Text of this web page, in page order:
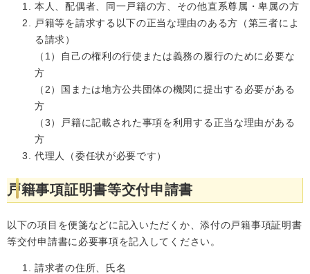
本人、配偶者、同一戸籍の方、その他直系尊属・卑属の方
戸籍等を請求する以下の正当な理由のある方（第三者によ
る請求）
（1）自己の権利の行使または義務の履行のために必要な
方
（2）国または地方公共団体の機関に提出する必要がある
方
（3）戸籍に記載された事項を利用する正当な理由がある
方
代理人（委任状が必要です）
戸籍事項証明書等交付申請書
以下の項目を便箋などに記入いただくか、添付の戸籍事項証明書
等交付申請書に必要事項を記入してください。
請求者の住所、氏名